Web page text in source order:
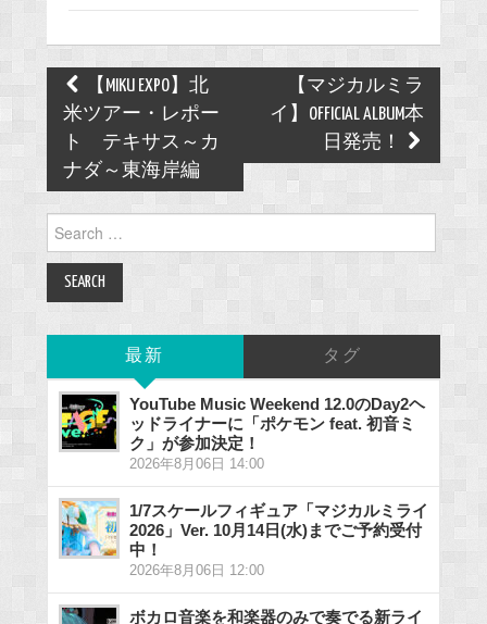
Post
navigation
【MIKU EXPO】北
米ツアー・レポー
ト テキサス～カ
ナダ～東海岸編
【マジカルミラ
イ】OFFICIAL ALBUM本
日発売！
for:
最新 タグ
YouTube Music Weekend 12.0のDay2ヘ
ッドライナーに「ポケモン feat. 初音ミ
ク」が参加決定！
2026年8月06日 14:00
1/7スケールフィギュア「マジカルミライ
2026」Ver. 10月14日(水)までご予約受付
中！
2026年8月06日 12:00
ボカロ音楽を和楽器のみで奏でる新ライ